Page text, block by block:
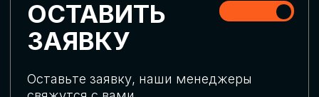
актуальных трендов глобальной цифровой
трансформации. Узнаем о новых подходах
массовом использовании ИИ-
инструментов, обеспечении